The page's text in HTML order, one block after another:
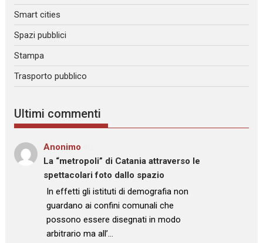
Smart cities
Spazi pubblici
Stampa
Trasporto pubblico
Ultimi commenti
Anonimo
La “metropoli” di Catania attraverso le
spettacolari foto dallo spazio
: “In effetti gli istituti di demografia non
guardano ai confini comunali che
possono essere disegnati in modo
arbitrario ma all’…
”